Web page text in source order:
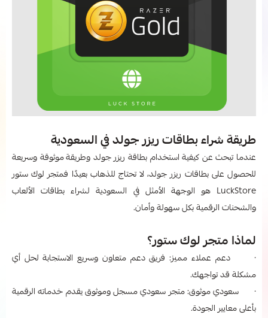
طريقة شراء بطاقات ريزر جولد في السعودية
عندما تبحث عن كيفية استخدام بطاقة ريزر جولد وطريقةموثوقة وسريعة
للحصول على بطاقات ريزر جولد، لا تحتاج للذهاب بعيدًا فمتجر لوك ستور
LuckStore هو الوجهة الأمثل في السعودية لشراء بطاقات الألعاب
والشحنات الرقمية بكل سهولة وأمان.
لماذا متجر لوك ستور؟
· دعم عملاء مميز: فريق دعم متعاون وسريع الاستجابة لحل أي
مشكلة قد تواجهك.
· سعودي موثوق: متجر سعودي مسجل وموثوق يقدم خدماته الرقمية
بأعلى معايير الجودة.